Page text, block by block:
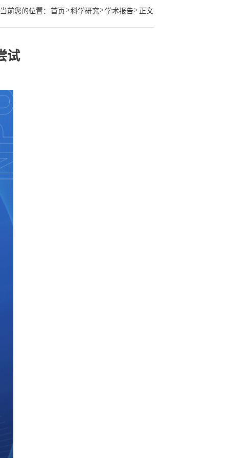
前您的位置： 首页 >科学研究> 学术报告> 正文
试